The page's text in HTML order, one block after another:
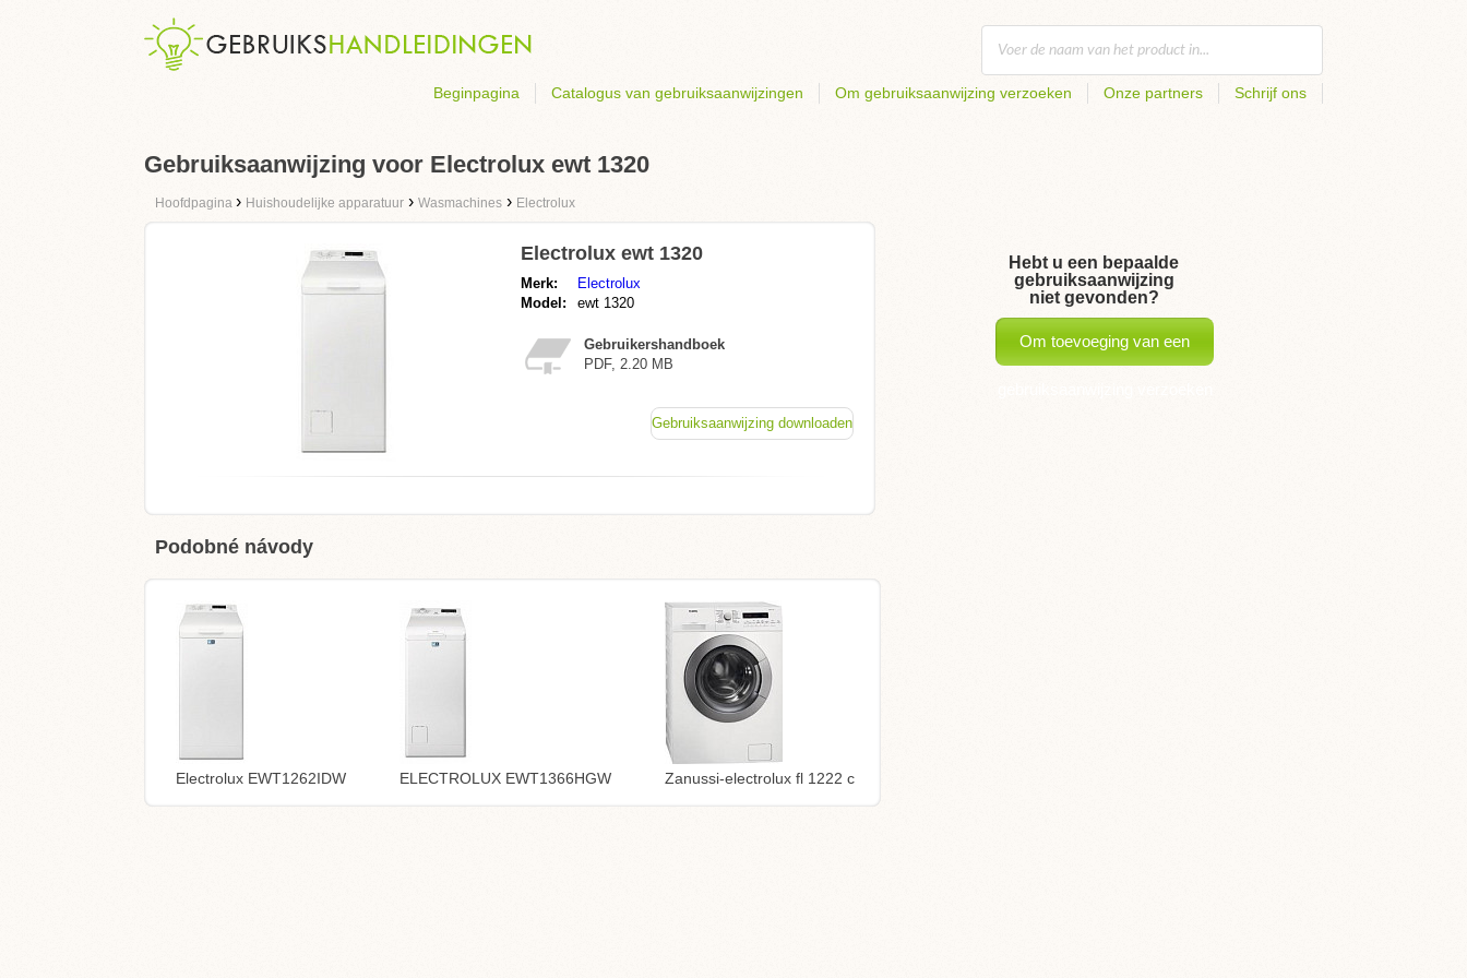
Beginpagina Catalogus van gebruiksaanwijzingen Om gebruiksaanwijzing verzoeken Onze partners Schrijf ons
Gebruiksaanwijzing voor Electrolux ewt 1320
Hoofdpagina › Huishoudelijke apparatuur › Wasmachines › Electrolux
Electrolux ewt 1320
Merk:
Electrolux
Model:
ewt 1320
Gebruikershandboek
PDF, 2.20 MB
Gebruiksaanwijzing downloaden
Podobné návody
Electrolux EWT1262IDW ELECTROLUX EWT1366HGW Zanussi-electrolux fl 1222 c
Hebt u een bepaalde
gebruiksaanwijzing
niet gevonden?
Om toevoeging van een